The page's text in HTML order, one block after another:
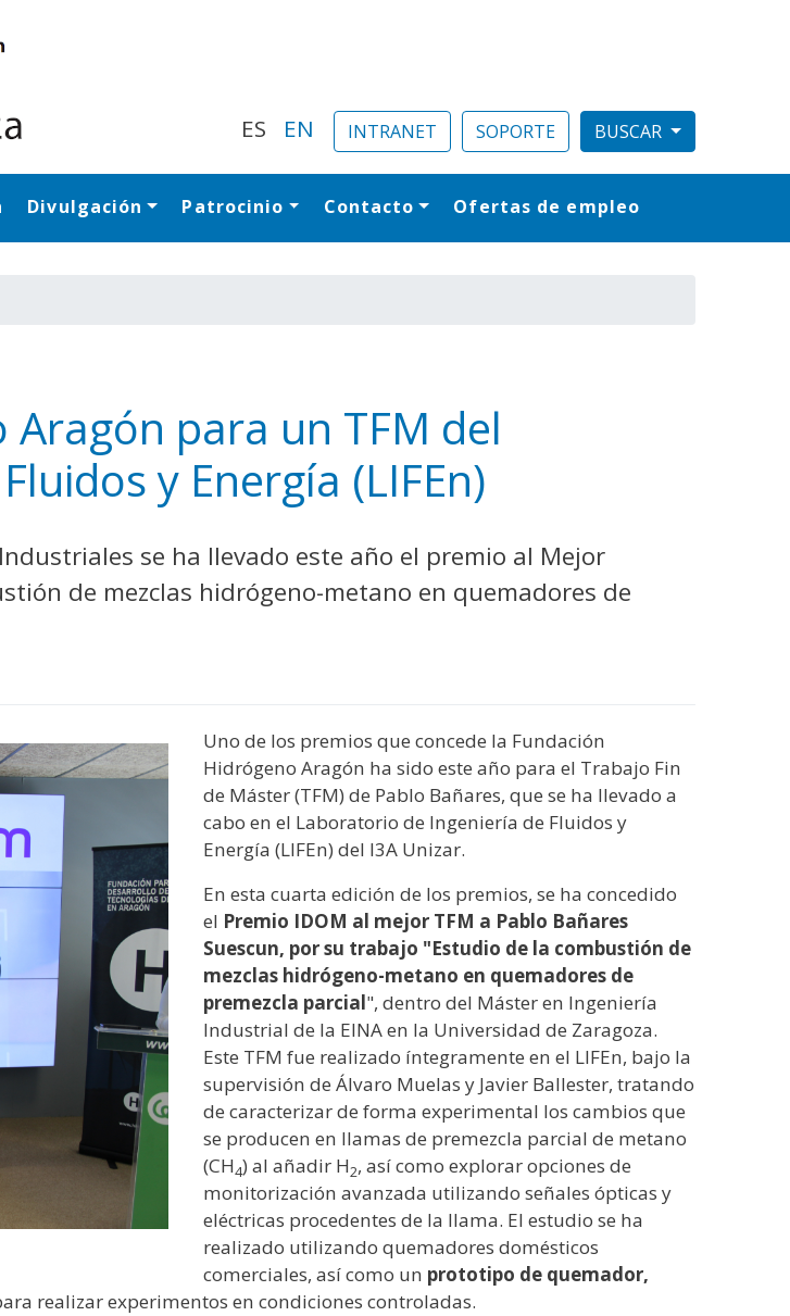
ES EN INTRANET SOPORTE
Navegación principal
Divulgación Patrocinio Contacto Ofertas de empleo
para un TFM del
y Energía (LIFEn)
se ha llevado este año el premio al Mejor
de mezclas hidrógeno-metano en quemadores de
Uno de los premios que concede la Fundación
Hidrógeno Aragón ha sido este año para el Trabajo Fin
de Máster (TFM) de Pablo Bañares, que se ha llevado a
cabo en el Laboratorio de Ingeniería de Fluidos y
Energía (LIFEn) del I3A Unizar.
En esta cuarta edición de los premios, se ha concedido
el Premio IDOM al mejor TFM a Pablo Bañares
Suescun, por su trabajo "Estudio de la combustión de
mezclas hidrógeno-metano en quemadores de
premezcla parcial", dentro del Máster en Ingeniería
Industrial de la EINA en la Universidad de Zaragoza.
Este TFM fue realizado íntegramente en el LIFEn, bajo la
supervisión de Álvaro Muelas y Javier Ballester, tratando
de caracterizar de forma experimental los cambios que
se producen en llamas de premezcla parcial de metano
(CH4) al añadir H2, así como explorar opciones de
monitorización avanzada utilizando señales ópticas y
eléctricas procedentes de la llama. El estudio se ha
realizado utilizando quemadores domésticos
comerciales, así como un prototipo de quemador,
realizar experimentos en condiciones controladas.